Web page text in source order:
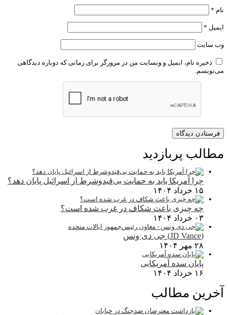
نام *
ایمیل *
وب‌ سایت
ذخیره نام، ایمیل و وبسایت من در مرورگر برای زمانی که دوباره دیدگاهی
می‌نویسم.
مطالب پربازدید
چرا آمریکا باید به حمایت بی‌قیدوشرط از اسرائیل پایان دهد؟
۱۵ خرداد ۱۴۰۴
چه چیزی باعث شکاف در غرب شده است؟
۰۳ خرداد ۱۴۰۴
(JD Vance) جی دی ونس
۲۸ مهر ۱۴۰۴
پایان سده آمریکایی
۱۶ خرداد ۱۴۰۴
آخرین مطالب